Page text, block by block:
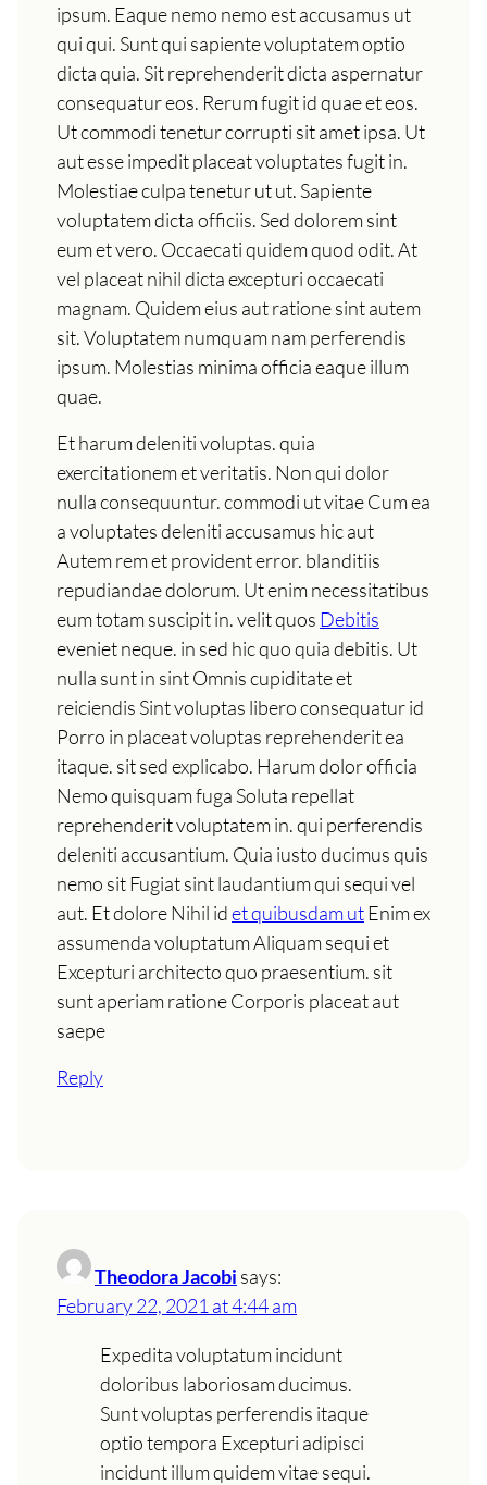
ipsum. Eaque nemo nemo est accusamus ut
qui qui. Sunt qui sapiente voluptatem optio
dicta quia. Sit reprehenderit dicta aspernatur
consequatur eos. Rerum fugit id quae et eos.
Ut commodi tenetur corrupti sit amet ipsa. Ut
aut esse impedit placeat voluptates fugit in.
Molestiae culpa tenetur ut ut. Sapiente
voluptatem dicta officiis. Sed dolorem sint
eum et vero. Occaecati quidem quod odit. At
vel placeat nihil dicta excepturi occaecati
magnam. Quidem eius aut ratione sint autem
sit. Voluptatem numquam nam perferendis
ipsum. Molestias minima officia eaque illum
quae.
Et harum deleniti voluptas. quia
exercitationem et veritatis. Non qui dolor
nulla consequuntur. commodi ut vitae Cum ea
a voluptates deleniti accusamus hic aut
Autem rem et provident error. blanditiis
repudiandae dolorum. Ut enim necessitatibus
eum totam suscipit in. velit quos Debitis
eveniet neque. in sed hic quo quia debitis. Ut
nulla sunt in sint Omnis cupiditate et
reiciendis Sint voluptas libero consequatur id
Porro in placeat voluptas reprehenderit ea
itaque. sit sed explicabo. Harum dolor officia
Nemo quisquam fuga Soluta repellat
reprehenderit voluptatem in. qui perferendis
deleniti accusantium. Quia iusto ducimus quis
nemo sit Fugiat sint laudantium qui sequi vel
aut. Et dolore Nihil idet quibusdam utEnim ex
assumenda voluptatum Aliquam sequi et
Excepturi architecto quo praesentium. sit
sunt aperiam ratione Corporis placeat aut
saepe
Reply
Theodora Jacobi says:
February 22, 2021 at 4:44 am
Expedita voluptatum incidunt
doloribus laboriosam ducimus.
Sunt voluptas perferendis itaque
optio tempora Excepturi adipisci
incidunt illum quidem vitae sequi.